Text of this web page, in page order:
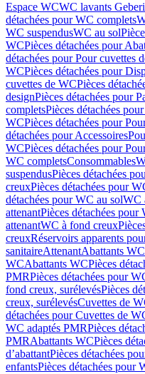
Espace WCWC lavants
détachées pour WC complets
WC suspendusWC au sol
WCPièces détachées pour
détachées pour Pour cuvettes
WCPièces détachées pour
cuvettes de WCPièces
designPièces détachées pour
completsPièces détachées
WCPièces détachées pour
détachées pour Accessoires
WCPièces détachées pour
WC completsConsommables
suspendusPièces détachées
creuxPièces détachées pour
détachées pour WC au solWC
attenantPièces détachées
attenantWC à fond creux
creuxRéservoirs apparents
sanitaireAttenantAbattants WC
WCAbattants WCPièces
PMRPièces détachées pour
fond creux, surélevésPièces
creux, surélevésCuvettes de
détachées pour Cuvettes de
WC adaptés PMRPièces
PMRAbattants WCPièces
d’abattantPièces détachées
enfantsPièces détachées pour